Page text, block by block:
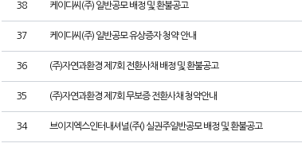
38 케이디씨(주) 일반공모 배정 및 환불공고
37 케이디씨(주) 일반공모 유상증자 청약 안내
36 (주)자연과환경 제7회 전환사채 배정 및 환불공고
35 (주)자연과환경 제7회 무보증 전환사채 청약안내
34 브이지엑스인터내셔널(주() 실권주일반공모 배정 및 환불공고